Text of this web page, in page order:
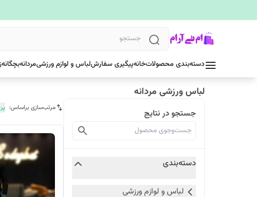
دسته‌بندی محصولاتخانهپیگیری سفارشلباس و لوازم ورزشیمردانهبچگانه
لباس ورزشی مردانه
جستجو در نتایج
دسته‌بندی
لباس و لوازم ورزشی
مرتب‌سازی براساس: